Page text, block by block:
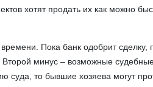
хотят продать их как можно
Пока банк одобрит сделку,
Второй минус – возможные
суда, то бывшие хозяева могут